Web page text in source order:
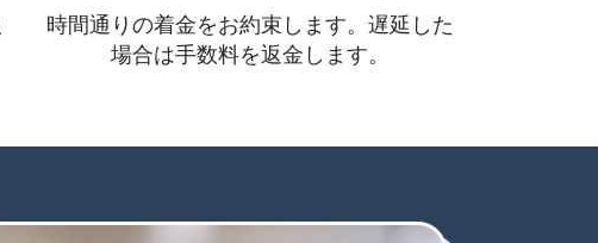
時間通りの着金をお約束します。遅延した
場合は手数料を返金します。